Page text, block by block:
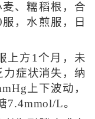
、糯稻根，合
，水煎服，日
上方1个月，未
症状消失，纳
上下波动，
7.4mmol/L。